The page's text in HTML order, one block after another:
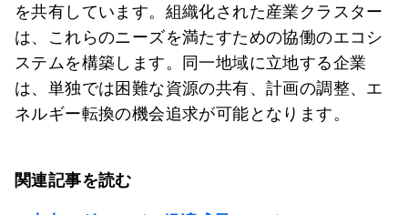
を共有しています。組織化された産業クラスター
は、これらのニーズを満たすための協働のエコシ
ステムを構築します。同一地域に立地する企業
は、単独では困難な資源の共有、計画の調整、エ
ネルギー転換の機会追求が可能となります。
関連記事を読む